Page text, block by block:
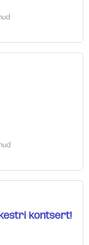
kontsert!